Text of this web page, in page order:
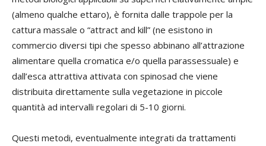
(almeno qualche ettaro), è fornita dalle trappole per la
cattura massale o “attract and kill” (ne esistono in
commercio diversi tipi che spesso abbinano all’attrazione
alimentare quella cromatica e/o quella parassessuale) e
dall’esca attrattiva attivata con spinosad che viene
distribuita direttamente sulla vegetazione in piccole
quantità ad intervalli regolari di 5-10 giorni.
Questi metodi, eventualmente integrati da trattamenti